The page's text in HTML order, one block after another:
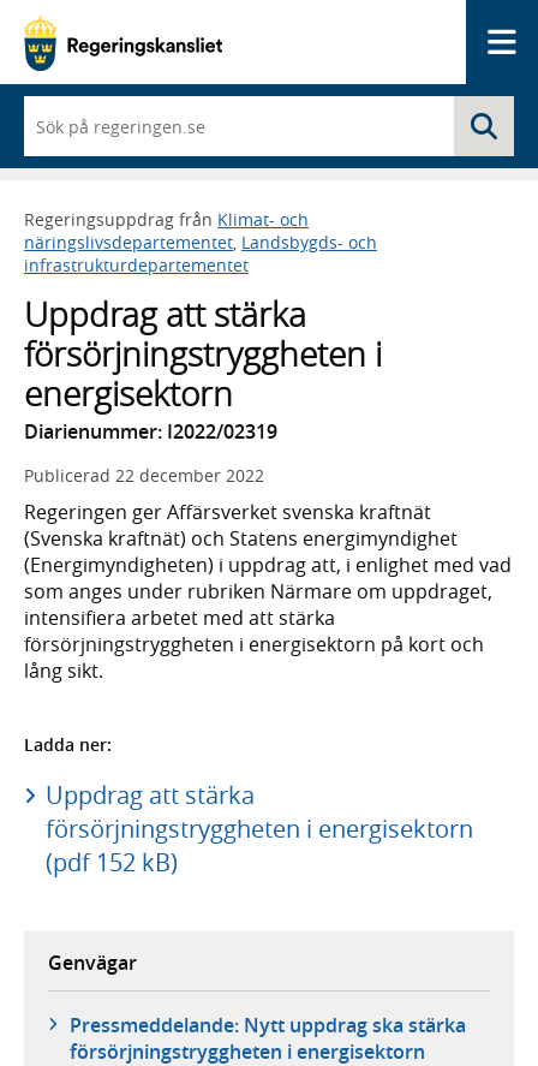
du
börjar
skriva
framträder
en
lista
sökförslag
Regeringsuppdrag från Klimat- och
näringslivsdepartementet, Landsbygds- och
infrastrukturdepartementet
Uppdrag att stärka
försörjningstryggheten i
energisektorn
Diarienummer: I2022/02319
Publicerad 22 december 2022
Regeringen ger Affärsverket svenska kraftnät
(Svenska kraftnät) och Statens energimyndighet
(Energimyndigheten) i uppdrag att, i enlighet med vad
som anges under rubriken Närmare om uppdraget,
intensifiera arbetet med att stärka
försörjningstryggheten i energisektorn på kort och
lång sikt.
Ladda ner:
Uppdrag att stärka
försörjningstryggheten i energisektorn
(pdf 152 kB)
Genvägar
Pressmeddelande: Nytt uppdrag ska stärka
försörjningstryggheten i energisektorn